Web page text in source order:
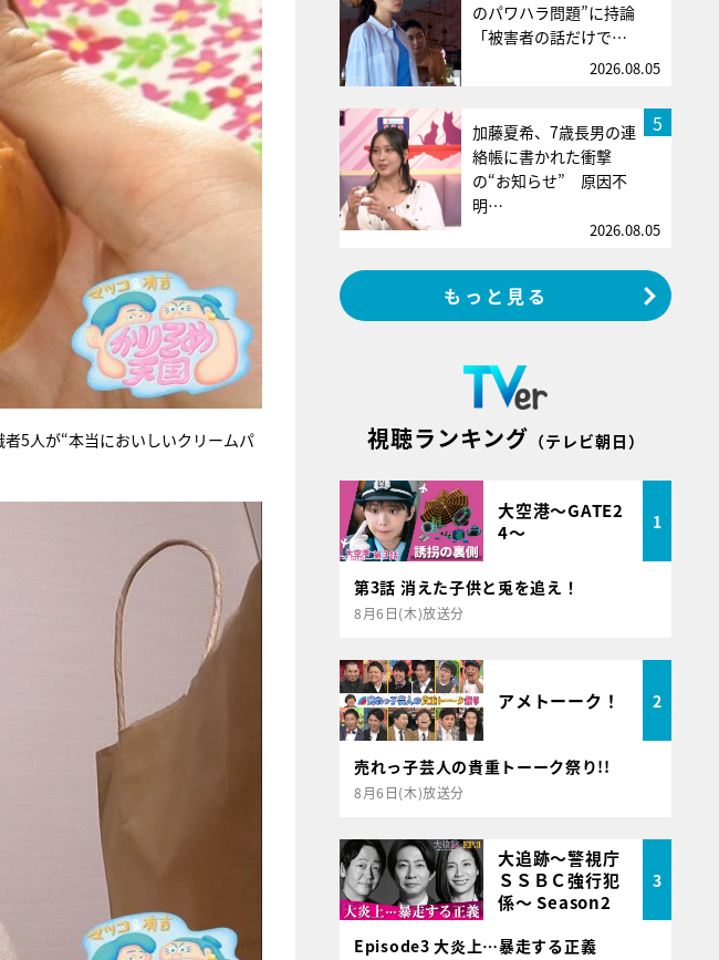
5人が“本当においしいクリームパ
のパワハラ問題”に持論
「被害者の話だけで…
2026.08.05
5
加藤夏希、7歳長男の連
絡帳に書かれた衝撃
の“お知らせ” 原因不
明…
2026.08.05
もっと見る
視聴ランキング （テレビ朝日）
大空港～GATE2
4～
1
第3話 消えた子供と兎を追え！
8月6日(木)放送分
アメトーーク！ 2
売れっ子芸人の貴重トーーク祭り!!
8月6日(木)放送分
大追跡～警視庁
ＳＳＢＣ強行犯
係～ Season2
3
Episode3 大炎上…暴走する正義